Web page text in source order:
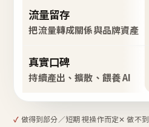
流量留存
把流量轉成關係與品牌資產
真實口碑
持續產出、擴散、餵養 AI
✓ 做得到部分／短期 視操作而定✕ 做不到